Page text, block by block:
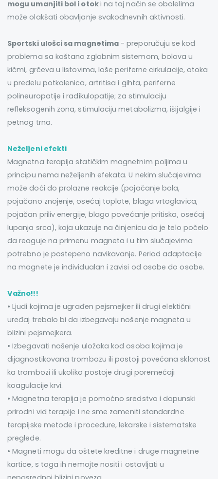
mogu umanjiti bol i otoki na taj način se obolelima
može olakšati obavljanje svakodnevnih aktivnosti.
Sportski ulošci sa magnetima - preporučuju se kod
problema sa koštano zglobnim sistemom, bolova u
kičmi, grčeva u listovima, loše periferne cirkulacije, otoka
u predelu potkolenica, artritisa i gihta, periferne
polineuropatije i radikulopatije; za stimulaciju
refleksogenih zona, stimulaciju metabolizma, išijalgije i
petnog trna.
Neželjeni efekti
Magnetna terapija statičkim magnetnim poljima u
principu nema neželjenih efekata. U nekim slučajevima
može doći do prolazne reakcije (pojačanje bola,
pojačano znojenje, osećaj toplote, blaga vrtoglavica,
pojačan priliv energije, blago povećanje pritiska, osećaj
lupanja srca), koja ukazuje na činjenicu da je telo počelo
da reaguje na primenu magneta i u tim slučajevima
potrebno je postepeno navikavanje. Period adaptacije
na magnete je individualan i zavisi od osobe do osobe.
Važno!!!
• Ljudi kojima je ugrađen pejsmejker ili drugi elektični
uređaj trebalo bi da izbegavaju nošenje magneta u
blizini pejsmejkera.
• Izbegavati nošenje uložaka kod osoba kojima je
dijagnostikovana trombozu ili postoji povećana sklonost
ka trombozi ili ukoliko postoje drugi poremećaji
koagulacije krvi.
• Magnetna terapija je pomoćno sredstvo i dopunski
prirodni vid terapije i ne sme zameniti standardne
terapijske metode i procedure, lekarske i sistematske
preglede.
• Magneti mogu da oštete kreditne i druge magnetne
kartice, s toga ih nemojte nositi i ostavljati u